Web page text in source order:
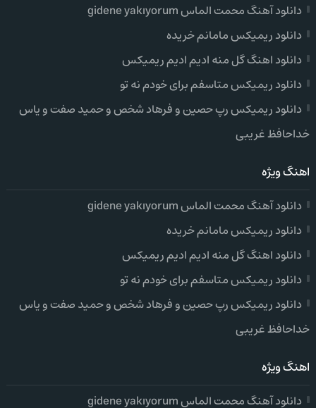
دانلود آهنگ محمت الماس gidene yakıyorum
دانلود ریمیکس مامانم خریده
دانلود اهنگ گل منه ادیم ادیم ریمیکس
دانلود ریمیکس متاسفم برای خودم نه تو
دانلود ریمیکس رپ حصین و فرهاد شخص و حمید صفت و یاس
خداحافظ غریبی
اهنگ ویژه
دانلود آهنگ محمت الماس gidene yakıyorum
دانلود ریمیکس مامانم خریده
دانلود اهنگ گل منه ادیم ادیم ریمیکس
دانلود ریمیکس متاسفم برای خودم نه تو
دانلود ریمیکس رپ حصین و فرهاد شخص و حمید صفت و یاس
خداحافظ غریبی
اهنگ ویژه
دانلود آهنگ محمت الماس gidene yakıyorum